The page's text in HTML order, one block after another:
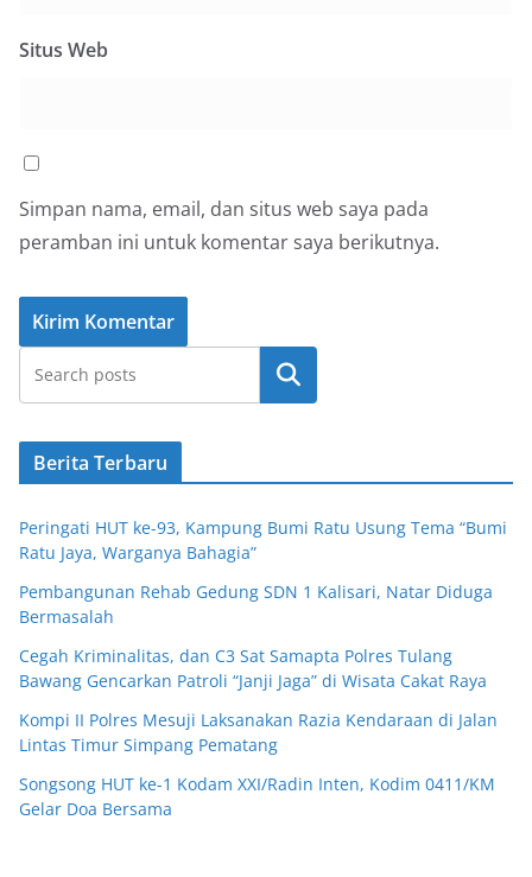
Situs Web
Simpan nama, email, dan situs web saya pada
peramban ini untuk komentar saya berikutnya.
Cari
Berita Terbaru
Peringati HUT ke-93, Kampung Bumi Ratu Usung Tema “Bumi
Ratu Jaya, Warganya Bahagia”
Pembangunan Rehab Gedung SDN 1 Kalisari, Natar Diduga
Bermasalah
Cegah Kriminalitas, dan C3 Sat Samapta Polres Tulang
Bawang Gencarkan Patroli “Janji Jaga” di Wisata Cakat Raya
Kompi II Polres Mesuji Laksanakan Razia Kendaraan di Jalan
Lintas Timur Simpang Pematang
Songsong HUT ke-1 Kodam XXI/Radin Inten, Kodim 0411/KM
Gelar Doa Bersama